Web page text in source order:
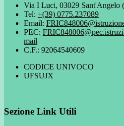
Via I Luci, 03029 Sant'Angelo
Tel: +(39) 0775.237089
Email:
PEC:
mail
C.F.: 92064540609
CODICE UNIVOCO
UFSUJX
Sezione Link Utili